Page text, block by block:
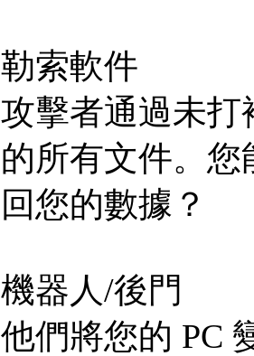
勒索軟件
攻擊者通過未打
的所有文件。您
回您的數據？
機器人/後門
他們將您的 PC